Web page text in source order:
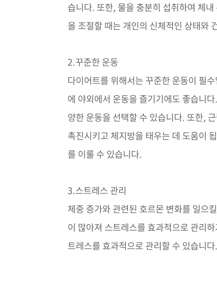
습니다. 또한, 물을 충분히 섭취하여 체
을 조절할 때는 개인의 신체적인 상태와
2.꾸준한 운동
다이어트를 위해서는 꾸준한 운동이 필
에 야외에서 운동을 즐기기에도 좋습니
양한 운동을 선택할 수 있습니다. 또한,
촉진시키고 체지방을 태우는 데 도움이
를 이룰 수 있습니다.
3.스트레스 관리
체중 증가와 관련된 호르몬 변화를 일으
이 많아져 스트레스를 효과적으로 관리
트레스를 효과적으로 관리할 수 있습니다.